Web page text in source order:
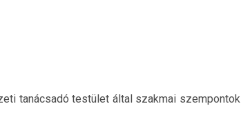
tanácsadó testület által szakmai szempontok